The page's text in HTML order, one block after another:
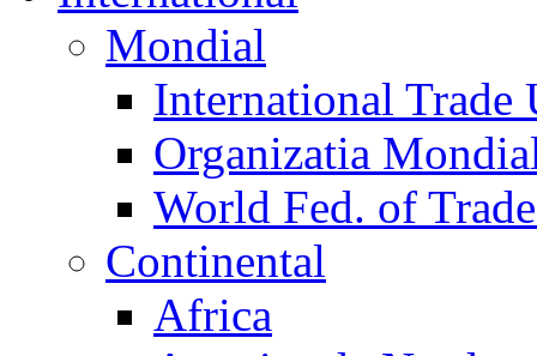
Mondial
International Trade
Organizatia
World Fed. of
Continental
Africa